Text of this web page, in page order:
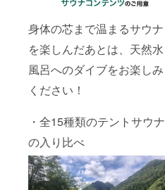
身体の芯まで温まるサウナ
を楽しんだあとは、天然水
風呂へのダイブをお楽しみ
ください！
・全15種類のテントサウナ
の入り比べ